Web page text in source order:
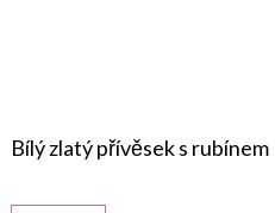
Bílý zlatý přívěsek s rubínem